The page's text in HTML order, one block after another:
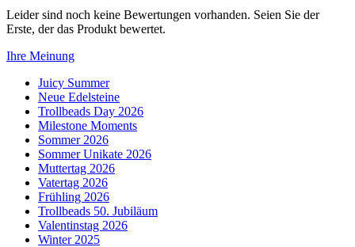
Leider sind noch keine Bewertungen vorhanden. Seien Sie der
Erste, der das Produkt bewertet.
Ihre Meinung
Juicy Summer
Neue Edelsteine
Trollbeads Day 2026
Milestone Moments
Sommer 2026
Sommer Unikate 2026
Muttertag 2026
Vatertag 2026
Frühling 2026
Trollbeads 50. Jubiläum
Valentinstag 2026
Winter 2025